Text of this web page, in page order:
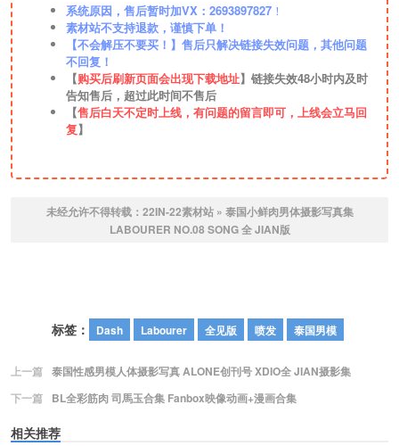
系统原因，售后暂时加VX：2693897827 ！
素材站不支持退款，谨慎下单！
【不会解压不要买！】售后只解决链接失效问题，其他问题
不回复！
【购买后刷新页面会出现下载地址】链接失效48小时内及时
告知售后，超过此时间不售后
【售后白天不定时上线，有问题的留言即可，上线会立马回
复】
未经允许不得转载： 22IN-22素材站» 泰国小鲜肉男体摄影写真集
LABOURER NO.08 SONG 全 JIAN版
标签： Dash Labourer 全见版 喷发 泰国男模
上一篇 泰国性感男模人体摄影写真 ALONE创刊号 XDIO全 JIAN摄影集
下一篇
BL全彩筋肉 司馬玉合集 Fanbox映像动画+漫画合集
相关推荐